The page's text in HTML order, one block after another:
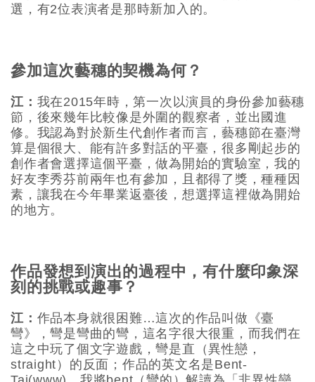
選，有2位表演者是那時新加入的。
參加這次藝穗的契機為何？
江： 我在2015年時，第一次以演員的身份參加藝穗
節，後來幾年比較像是外圍的觀察者，並出國進
修。我認為對於新生代創作者而言，藝穗節在臺灣
算是個很大、能有許多對話的平臺，很多剛起步的
創作者會選擇這個平臺，做為開始的實驗室，我的
好友李秀芬前兩年也有參加，且都得了獎，種種因
素，讓我在今年畢業返臺後，想選擇這裡做為開始
的地方。
作品發想到演出的過程中，有什麼印象深
刻的挑戰或趣事？
江： 作品本身就很困難…這次的作品叫做《臺
彎》，彎是彎曲的彎，這名字很大很重，而我們在
這之中玩了個文字遊戲，彎是直（異性戀，
straight）的反面；作品的英文名是Bent-